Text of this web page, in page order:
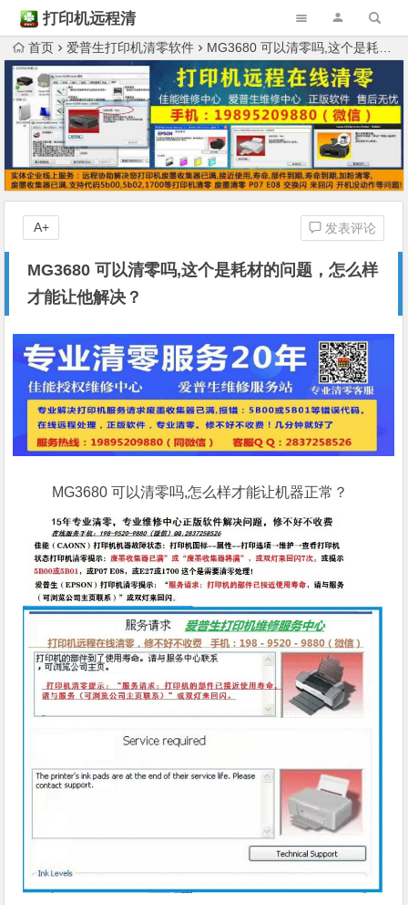
打印机远程清
零首页 爱普生打印机清零软件 MG3680 可以清零吗,这个是耗材的问题，怎么样才能让他解决？
MG3680 可以清零吗,这个是耗材的问题，怎么样
才能让他解决？
发表评论
A+
MG3680 可以清零吗,怎么样才能让机器正常？